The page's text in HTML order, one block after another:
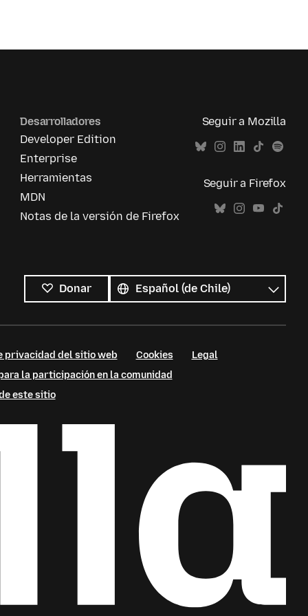
Desarrolladores
Developer Edition
Enterprise
Herramientas
MDN
Notas de la versión de Firefox
Seguir a Mozilla
Seguir a Firefox
Donar
los
idiomas
Idioma
privacidad del sitio web Cookies
Legal
la participación en la comunidad
este sitio